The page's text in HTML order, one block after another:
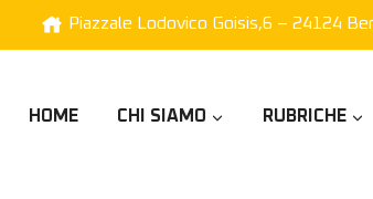
Piazzale Lodovico Goisis,6 – 24124
HOME CHI SIAMO RUBRICHE